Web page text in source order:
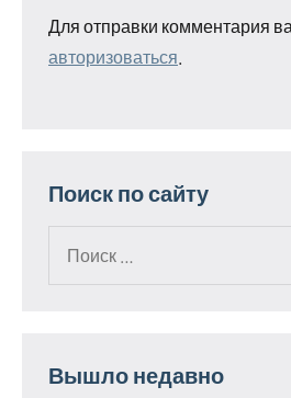
Для отправки комментария
авторизоваться
Поиск по сайту
Вышло недавно